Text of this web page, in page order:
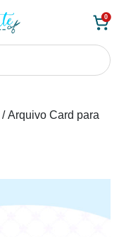
0
/ Arquivo Card para